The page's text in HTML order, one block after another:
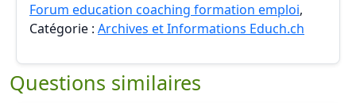
Forum education coaching formation emploi,
Catégorie : Archives et Informations Educh.ch
Questions similaires